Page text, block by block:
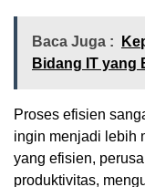
Baca Juga :
Bidang IT yang
Proses efisien
ingin menjadi lebih
yang efisien,
produktivitas,